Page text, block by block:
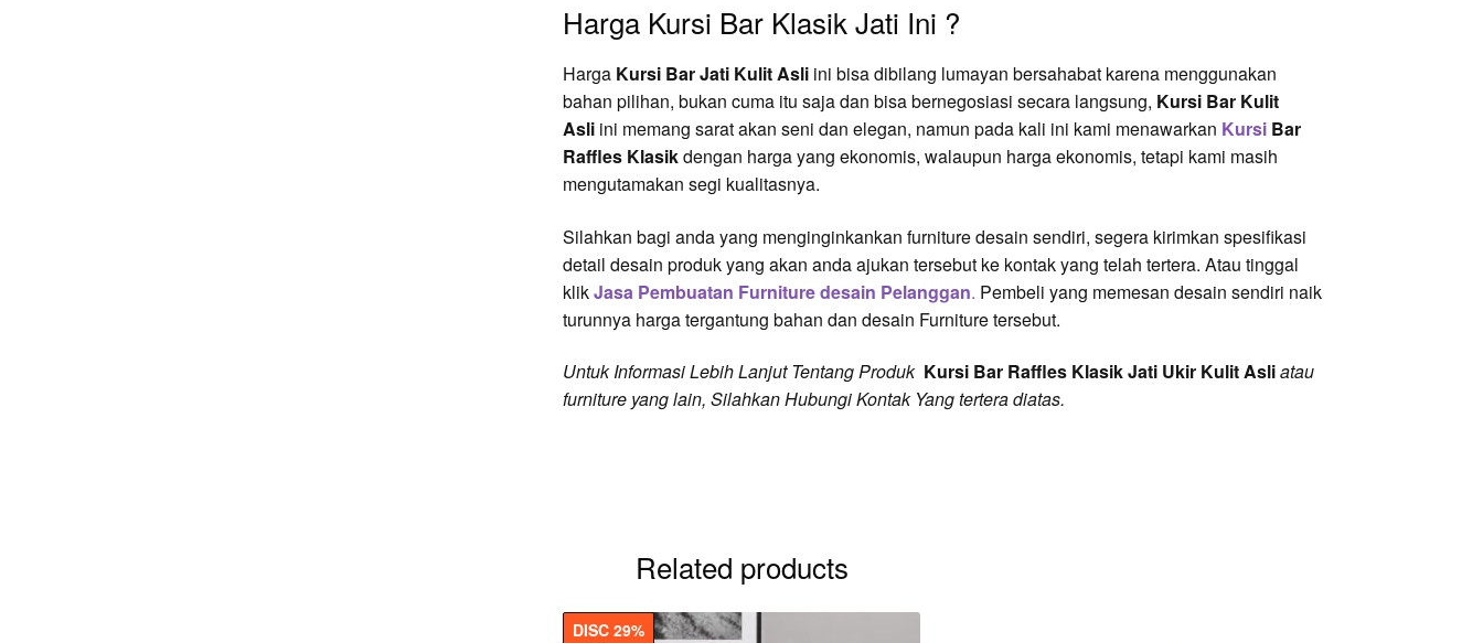
Harga Kursi Bar Klasik Jati Ini ?
Harga Kursi Bar Jati Kulit Asli ini bisa dibilang lumayan bersahabat karena menggunakan
bahan pilihan, bukan cuma itu saja dan bisa bernegosiasi secara langsung, Kursi Bar Kulit
Asli ini memang sarat akan seni dan elegan, namun pada kali ini kami menawarkan Kursi Bar
Raffles Klasikdengan harga yang ekonomis, walaupun harga ekonomis, tetapi kami masih
mengutamakan segi kualitasnya.
Silahkan bagi anda yang menginginkankan furniture desain sendiri, segera kirimkan spesifikasi
detail desain produk yang akan anda ajukan tersebut ke kontak yang telah tertera. Atau tinggal
klikJasa Pembuatan Furniture desain Pelanggan. Pembeli yang memesan desain sendiri naik
turunnya harga tergantung bahan dan desain Furniture tersebut.
Untuk Informasi Lebih Lanjut Tentang Produk Kursi Bar Raffles Klasik Jati Ukir Kulit Asliatau
furniture yang lain, Silahkan Hubungi Kontak Yang tertera diatas.
Related products
DISC 29%